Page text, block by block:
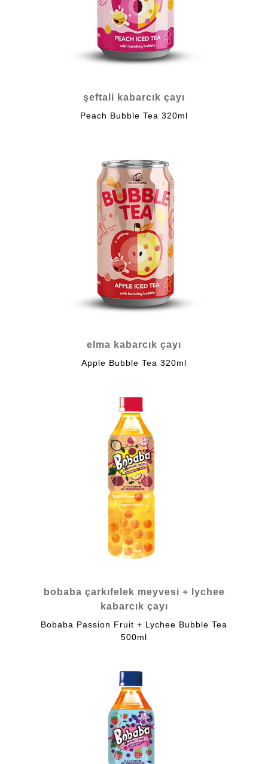
şeftali kabarcık çayı
Peach Bubble Tea 320ml
elma kabarcık çayı
Apple Bubble Tea 320ml
bobaba çarkıfelek meyvesi + lychee
kabarcık çayı
Bobaba Passion Fruit + Lychee Bubble Tea
500ml